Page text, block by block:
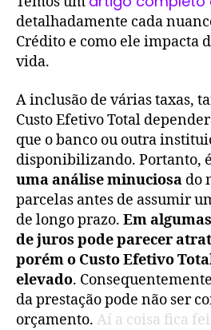
detalhadamente cada
Crédito e como ele impacta
vida.
A inclusão de várias taxas,
Custo Efetivo Total
que o banco ou outra
disponibilizando. Portanto,
uma análise minuciosa do
parcelas antes de assumir
de longo prazo. Em
de juros pode parecer
porém o Custo Efetivo
elevado.
da prestação pode não ser
orçamento. Aí a coisa fica